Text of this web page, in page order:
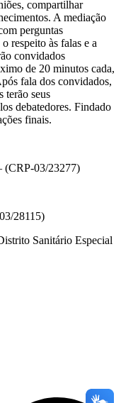
compartilhar
A mediação
perguntas
respeito às falas e a
convidados
de 20 minutos cada,
fala dos convidados,
terão seus
debatedores. Findado
finais.
(CRP-03/23277)
28115)
Sanitário Especial